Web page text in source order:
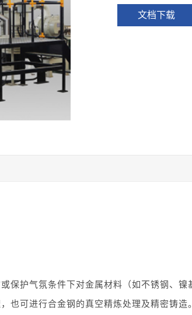
文档下载
保护气氛条件下对金属材料（如不锈钢、镍
也可进行合金钢的真空精炼处理及精密铸造。